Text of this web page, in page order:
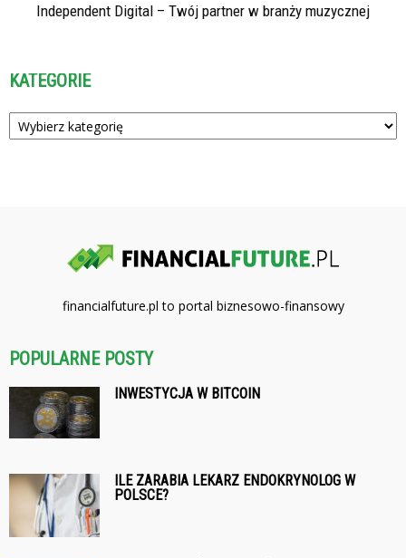
Independent Digital – Twój partner w branży muzycznej
KATEGORIE
Kategorie
financialfuture.pl to portal biznesowo-finansowy
POPULARNE POSTY
INWESTYCJA W BITCOIN
ILE ZARABIA LEKARZ ENDOKRYNOLOG W
POLSCE?